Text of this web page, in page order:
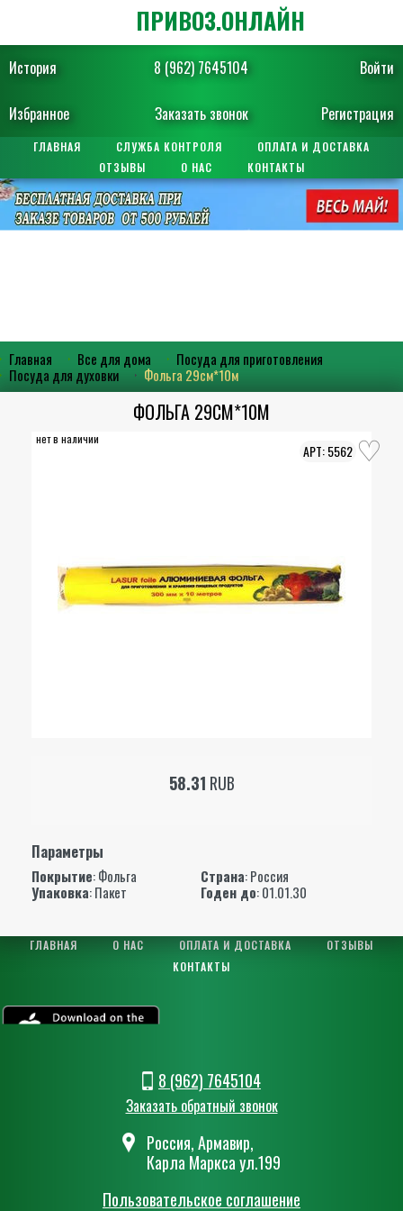
История 8 (962) 7645104 Войти
Избранное Заказать звонок Регистрация
ПРИВОЗ.ОНЛАЙН
ГЛАВНАЯ СЛУЖБА КОНТРОЛЯ
ОПЛАТА И ДОСТАВКА
ОТЗЫВЫ
О НАС КОНТАКТЫ
Главная Все для дома
Посуда для приготовления
Посуда для духовки
Фольга 29см*10м
ФОЛЬГА 29СМ*10М
нет в наличии
5562
58.31 RUB
Параметры
Покрытие: Фольга Страна: Россия
Упаковка: Пакет Годен до: 01.01.30
ГЛАВНАЯ О НАС ОПЛАТА И ДОСТАВКА
ОТЗЫВЫ
КОНТАКТЫ
8 (962) 7645104
Заказать обратный звонок
Россия, Армавир,
Карла Маркса ул.199
Пользовательское соглашение